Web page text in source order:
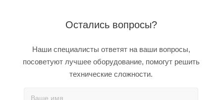
Остались вопросы?
Наши специалисты ответят на ваши вопросы,
посоветуют лучшее оборудование, помогут решить
технические сложности.